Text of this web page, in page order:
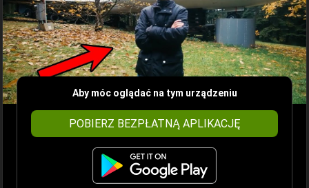
Aby móc oglądać na tym urządzeniu
POBIERZ BEZPŁATNĄ APLIKACJĘ